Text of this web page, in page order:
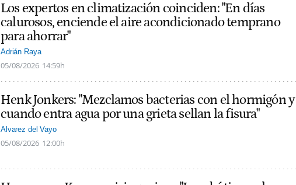
Los expertos en climatización coinciden: "En días
calurosos, enciende el aire acondicionado temprano
para ahorrar"
Adrián Raya
05/08/2026 14:59h
Henk Jonkers: "Mezclamos bacterias con el hormigón y
cuando entra agua por una grieta sellan la fisura"
Alvarez del Vayo
05/08/2026 12:00h